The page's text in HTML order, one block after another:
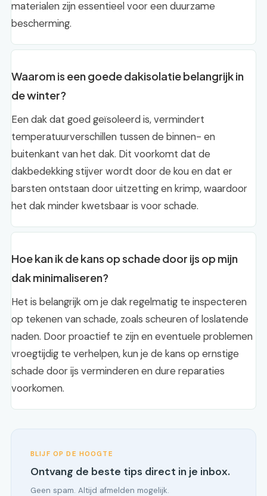
materialen zijn essentieel voor een duurzame
bescherming.
Waarom is een goede dakisolatie belangrijk in
de winter?
Een dak dat goed geïsoleerd is, vermindert
temperatuurverschillen tussen de binnen- en
buitenkant van het dak. Dit voorkomt dat de
dakbedekking stijver wordt door de kou en dat er
barsten ontstaan door uitzetting en krimp, waardoor
het dak minder kwetsbaar is voor schade.
Hoe kan ik de kans op schade door ijs op mijn
dak minimaliseren?
Het is belangrijk om je dak regelmatig te inspecteren
op tekenen van schade, zoals scheuren of loslatende
naden. Door proactief te zijn en eventuele problemen
vroegtijdig te verhelpen, kun je de kans op ernstige
schade door ijs verminderen en dure reparaties
voorkomen.
BLIJF OP DE HOOGTE
Ontvang de beste tips direct in je inbox.
Geen spam. Altijd afmelden mogelijk.